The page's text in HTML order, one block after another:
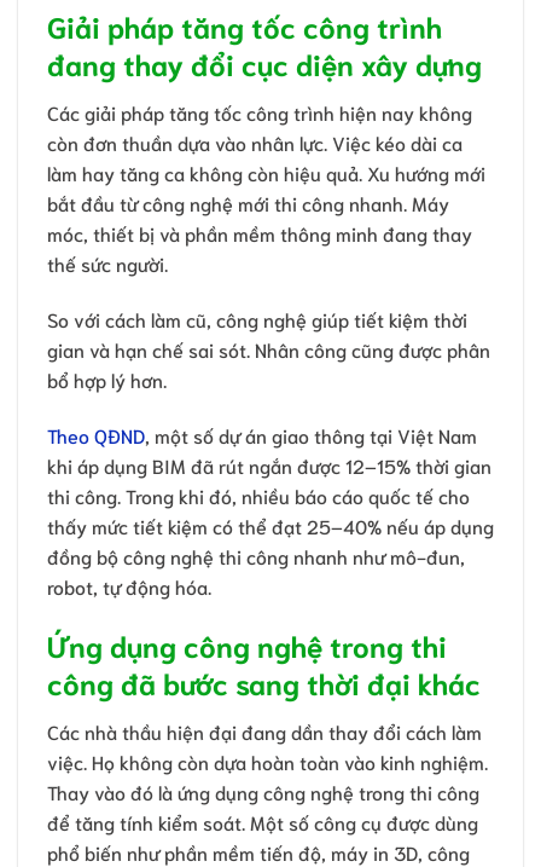
Giải pháp tăng tốc công trình
đang thay đổi cục diện xây dựng
Các giải pháp tăng tốc công trình hiện nay không
còn đơn thuần dựa vào nhân lực. Việc kéo dài ca
làm hay tăng ca không còn hiệu quả. Xu hướng mới
bắt đầu từ công nghệ mới thi công nhanh. Máy
móc, thiết bị và phần mềm thông minh đang thay
thế sức người.
So với cách làm cũ, công nghệ giúp tiết kiệm thời
gian và hạn chế sai sót. Nhân công cũng được phân
bổ hợp lý hơn.
Theo QĐND , một số dự án giao thông tại Việt Nam
khi áp dụng BIM đã rút ngắn được 12–15% thời gian
thi công. Trong khi đó, nhiều báo cáo quốc tế cho
thấy mức tiết kiệm có thể đạt 25–40% nếu áp dụng
đồng bộ công nghệ thi công nhanh như mô-đun,
robot, tự động hóa.
Ứng dụng công nghệ trong thi
công đã bước sang thời đại khác
Các nhà thầu hiện đại đang dần thay đổi cách làm
việc. Họ không còn dựa hoàn toàn vào kinh nghiệm.
Thay vào đó là ứng dụng công nghệ trong thi công
để tăng tính kiểm soát. Một số công cụ được dùng
phổ biến như phần mềm tiến độ, máy in 3D, công